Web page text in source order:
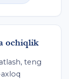
ochiqlik
teng